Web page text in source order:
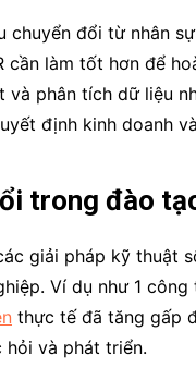
chuyển đổi từ nhân
cần làm tốt hơn để
phân tích dữ liệu
định kinh doanh
trong đào
giải pháp kỹ thuật
Ví dụ như 1
thực tế đã tăng gấp
hỏi và phát triển.